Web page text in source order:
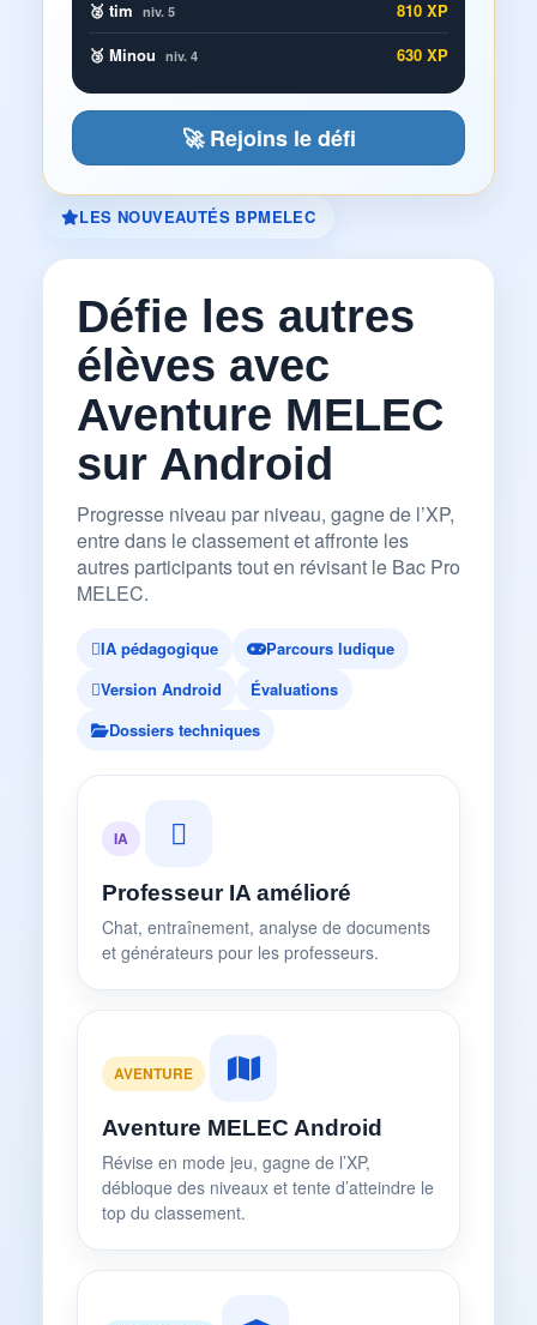
🥈 tim niv. 5
810 XP
🥉 Minou niv. 4 630 XP
🚀 Rejoins le défi
LES NOUVEAUTÉS BPMELEC
Défie les autres
élèves avec
Aventure MELEC
sur Android
Progresse niveau par niveau, gagne de l’XP,
entre dans le classement et affronte les
autres participants tout en révisant le Bac Pro
MELEC.
IA pédagogique
Parcours ludique
Version Android
Évaluations
Dossiers techniques
IA
Professeur IA amélioré
Chat, entraînement, analyse de documents
et générateurs pour les professeurs.
AVENTURE
Aventure MELEC Android
Révise en mode jeu, gagne de l’XP,
débloque des niveaux et tente d’atteindre le
top du classement.